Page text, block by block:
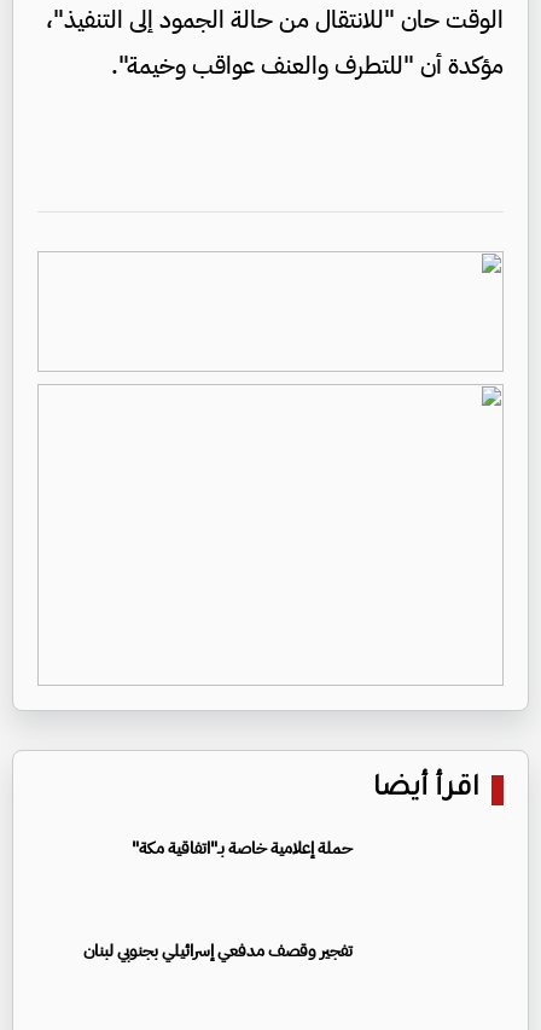
الوقت حان "للانتقال من حالة الجمود إلى التنفيذ"،
مؤكدة أن "للتطرف والعنف عواقب وخيمة".
اقرأ أيضا
حملة إعلامية خاصة بـ"اتفاقية مكة"
تفجير وقصف مدفعي إسرائيلي بجنوبي لبنان